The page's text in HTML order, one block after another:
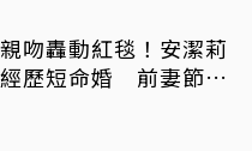
吻轟動紅毯！安潔莉
歷短命婚 前妻節目